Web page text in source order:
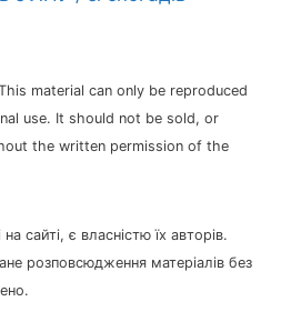
material can only be reproduced
use. It should not be sold, or
the written permission of the
сайті, є власністю їх авторів.
розповсюдження матеріалів без